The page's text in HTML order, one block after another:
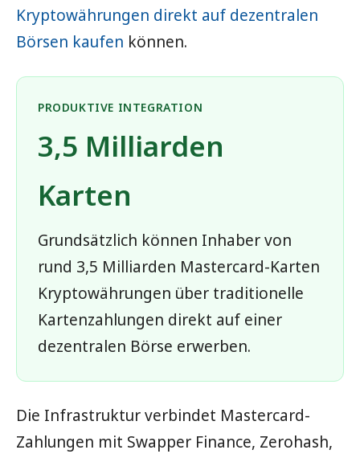
Kryptowährungen direkt auf dezentralen
Börsen kaufen können.
PRODUKTIVE INTEGRATION
3,5 Milliarden
Karten
Grundsätzlich können Inhaber von
rund 3,5 Milliarden Mastercard-Karten
Kryptowährungen über traditionelle
Kartenzahlungen direkt auf einer
dezentralen Börse erwerben.
Die Infrastruktur verbindet Mastercard-
Zahlungen mit Swapper Finance, Zerohash,